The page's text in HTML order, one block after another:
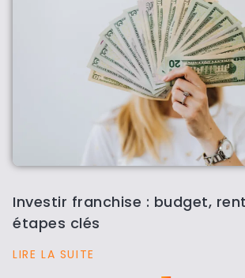
Investir franchise : budget,
étapes clés
LIRE LA SUITE